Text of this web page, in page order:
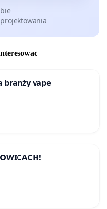
branży vape